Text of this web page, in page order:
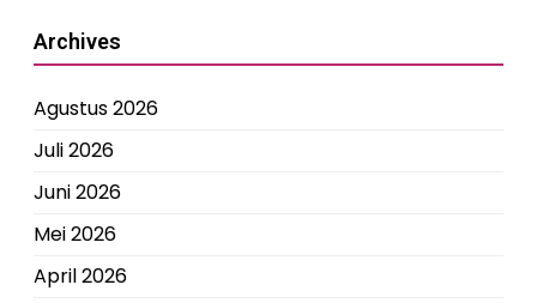
Archives
Agustus 2026
Juli 2026
Juni 2026
Mei 2026
April 2026